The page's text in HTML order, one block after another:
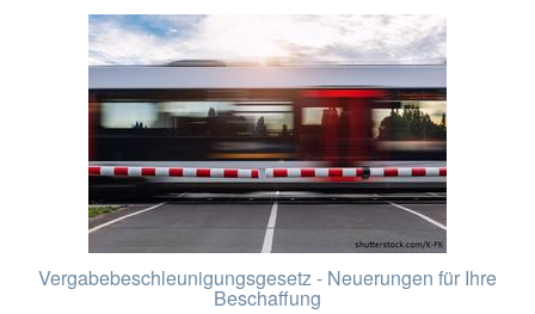
Vergabebeschleunigungsgesetz - Neuerungen für Ihre
Beschaffung